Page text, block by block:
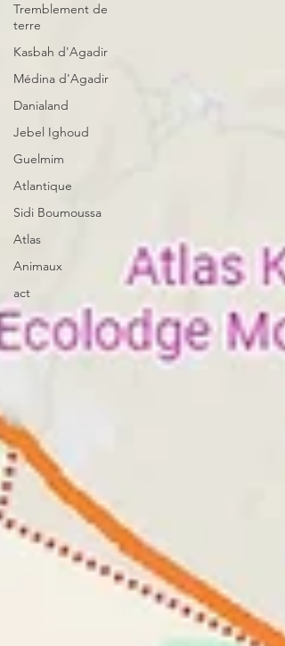
Tremblement de
terre
Kasbah d'Agadir
Médina d'Agadir
Danialand
Jebel Ighoud
Guelmim
Atlantique
Sidi Boumoussa
Atlas
Animaux
act